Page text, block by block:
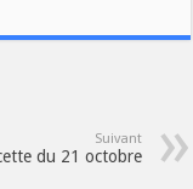
Suivant
du 21 octobre